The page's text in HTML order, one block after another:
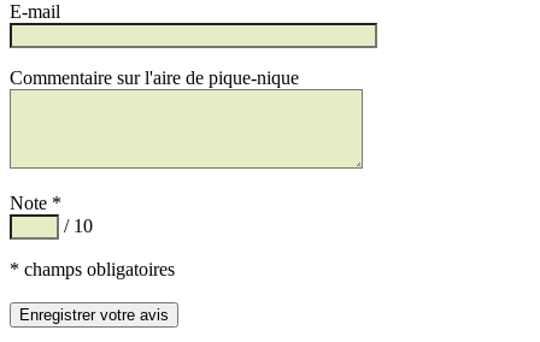
E-mail
Commentaire sur l'aire de pique-nique
Note *
/ 10
* champs obligatoires